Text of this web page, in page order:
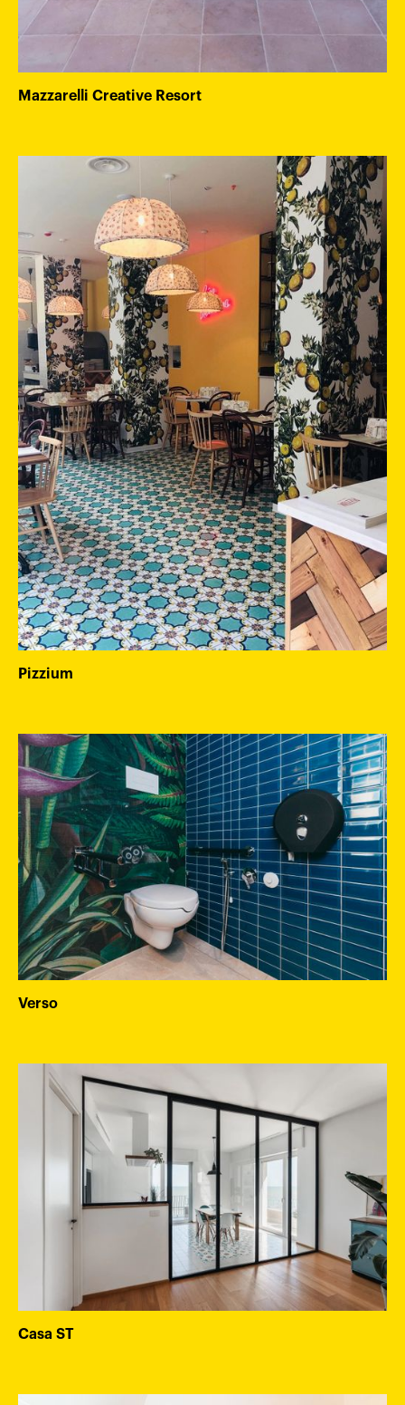
Mazzarelli Creative Resort
Pizzium
Verso
Casa ST